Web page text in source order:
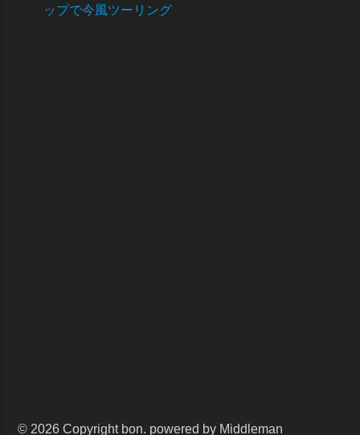
ップで今風ツーリング
© 2026 Copyright bon. powered by Middleman